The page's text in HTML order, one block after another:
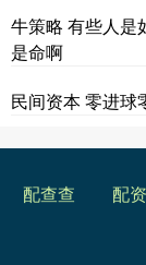
牛策略 有些人是
是命啊
民间资本 零进球
配查查 配